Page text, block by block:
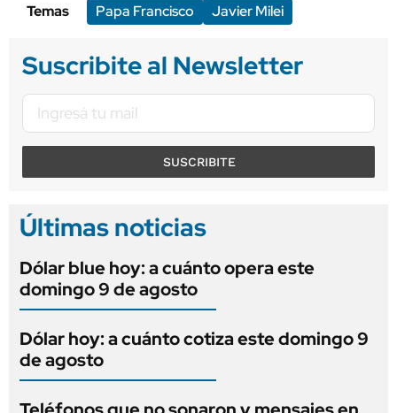
Temas
Papa Francisco Javier Milei
Suscribite al Newsletter
SUSCRIBITE
Últimas noticias
Dólar blue hoy: a cuánto opera este
domingo 9 de agosto
Dólar hoy: a cuánto cotiza este domingo 9
de agosto